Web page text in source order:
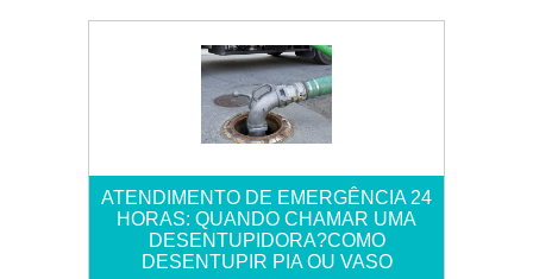
ATENDIMENTO DE EMERGÊNCIA 24
HORAS: QUANDO CHAMAR UMA
DESENTUPIDORA?COMO
DESENTUPIR PIA OU VASO